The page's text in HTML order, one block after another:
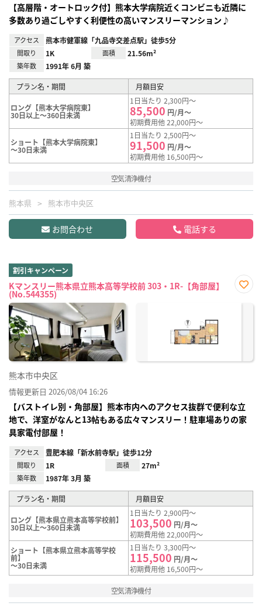
【高層階・オートロック付】熊本大学病院近くコンビニも近隣に
多数あり過ごしやすく利便性の高いマンスリーマンション♪
アクセス 熊本市健軍線「九品寺交差点駅」徒歩5分
間取り 1K 面積 21.56m²
築年数 1991年 6月 築
プラン名・期間 月額目安
ロング【熊本大学病院東】
30日以上～360日未満
1日当たり 2,300円～
85,500 円/月～
初期費用他 22,000円～
ショート【熊本大学病院東】
～30日未満
1日当たり 2,500円～
91,500 円/月～
初期費用他 16,500円～
空気清浄機付
熊本県 熊本市中央区
お問合わせ 電話する
割引キャンペーン
Kマンスリー熊本県立熊本高等学校前 303・1R-【角部屋】
(No.544355)
に入
熊本市中央区
情報更新日 2026/08/04 16:26
【バストイレ別・角部屋】熊本市内へのアクセス抜群で便利な立
地で、洋室がなんと13帖もある広々マンスリー！駐車場ありの家
具家電付部屋！
アクセス 豊肥本線「新水前寺駅」徒歩12分
間取り 1R 面積 27m²
築年数 1987年 3月 築
プラン名・期間 月額目安
ロング【熊本県立熊本高等学校前】
30日以上～360日未満
1日当たり 2,900円～
103,500 円/月～
初期費用他 22,000円～
ショート【熊本県立熊本高等学校
前】
～30日未満
1日当たり 3,300円～
115,500 円/月～
初期費用他 16,500円～
空気清浄機付